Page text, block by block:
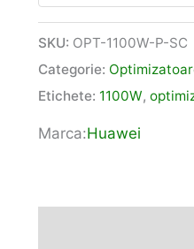
SKU: OPT-1100W-P-SC
Categorie:
Etichete: 1100W,
Marca:Huawei